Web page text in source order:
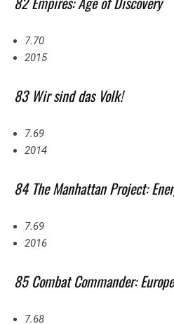
7.70
2015
83 Wir sind das Volk!
7.69
2014
84 The Manhattan Project:
7.69
2016
85 Combat Commander: Europe
7.68